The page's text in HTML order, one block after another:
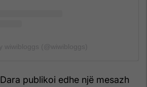
publikoi edhe një mesazh